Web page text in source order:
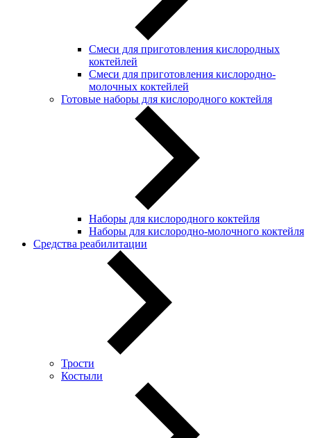
Смеси для приготовления кислородных
коктейлей
Смеси для приготовления кислородно-
молочных коктейлей
Готовые наборы для кислородного коктейля
Наборы для кислородного коктейля
Наборы для кислородно-молочного коктейля
Средства реабилитации
Трости
Костыли